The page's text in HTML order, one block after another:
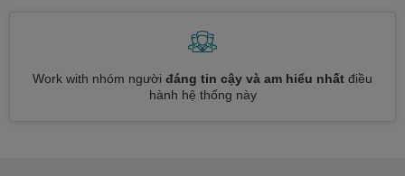
Work with nhóm người đáng tin cậy và am hiểu nhất điều
hành hệ thống này